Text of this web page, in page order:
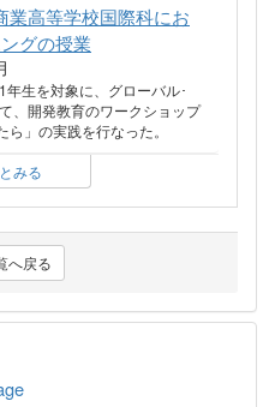
業高等学校国際科にお
グの授業
生を対象に、グローバル･
、開発教育のワークショップ
ら」の実践を行なった。
みる
へ戻る